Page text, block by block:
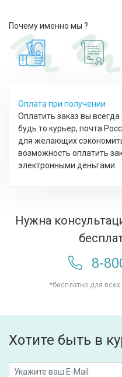
Почему именно мы ?
Оплата при получении
Оплатить заказ вы
будь то курьер, почта
для желающих
возможность оплатить
электронными деньгами.
Нужна
8-
*бесплатно для
Хотите быть в